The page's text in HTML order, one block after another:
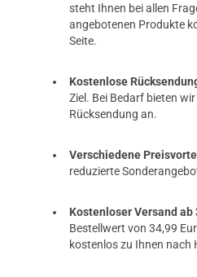
steht Ihnen bei allen
angebotenen Produkte
Seite.
Kostenlose
Ziel. Bei Bedarf bieten
Rücksendung an.
Verschiedene
reduzierte
Kostenloser Versand ab
Bestellwert von 34,99
kostenlos zu Ihnen nach